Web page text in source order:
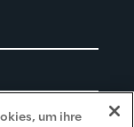
um ihre